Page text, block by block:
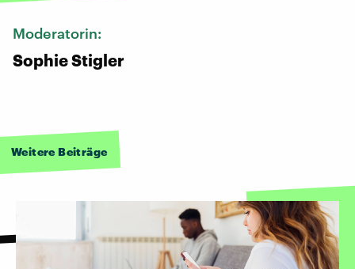
Moderatorin:
Sophie Stigler
Weitere Beiträge